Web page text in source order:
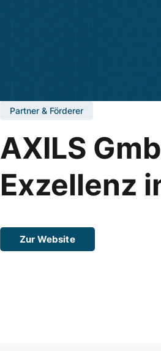
Partner & Förderer
AXILS
Exzellenz
Zur Website